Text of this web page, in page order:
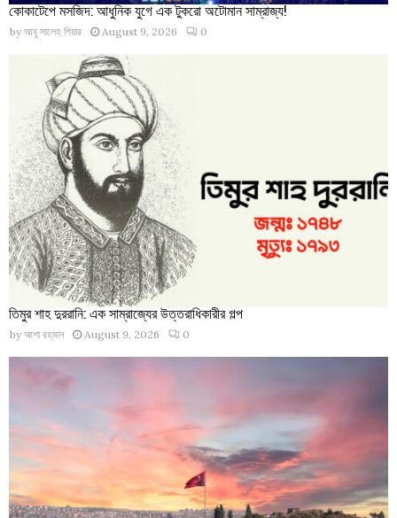
কোকাটেপে মসজিদ: আধুনিক যুগে এক টুকরো অটোমান সাম্রাজ্য!
by আবু সালেহ পিয়ার August 9, 2026 0
তিমুর শাহ দুররানি: এক সাম্রাজ্যের উত্তরাধিকারীর গল্প
by আশা রহমান August 9, 2026 0